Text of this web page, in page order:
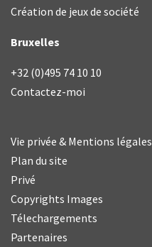
Création de jeux de société
Bruxelles
+32 (0)495 74 10 10
Contactez-moi
Vie privée & Mentions légales
Plan du site
Privé
Copyrights Images
Télechargements
Partenaires
Année Mois